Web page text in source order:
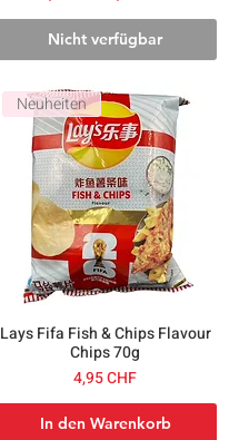
Nicht verfügbar
Neuheiten
Lays Fifa Fish & Chips Flavour
Chips 70g
Preis
4,95 CHF
In den Warenkorb